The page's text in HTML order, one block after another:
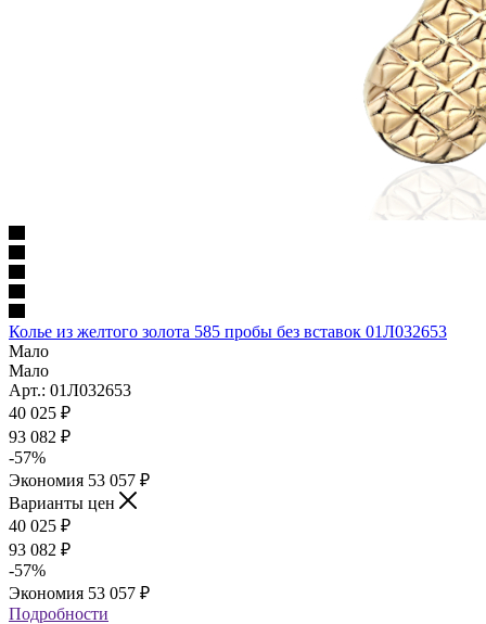
Колье из желтого золота 585 пробы без вставок 01Л032653
Мало
Мало
Арт.: 01Л032653
40 025 ₽
93 082 ₽
-57%
Экономия 53 057 ₽
Варианты цен
40 025 ₽
93 082 ₽
-57%
Экономия 53 057 ₽
Подробности